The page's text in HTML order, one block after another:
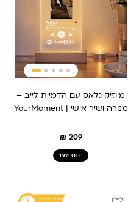
מיוזיק גלאס עם הדמיית לייב –
מנורה ושיר אישי | YourMoment
₪ 209
19% OFF